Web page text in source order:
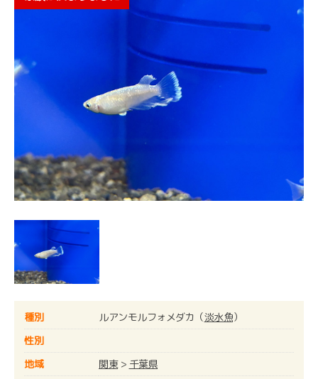
種別 ルアンモルフォメダカ（淡水魚）
性別
地域
関東> 千葉県